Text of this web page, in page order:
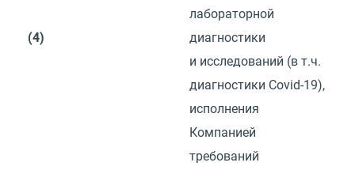
(4)
лабораторной
диагностики
и исследований (в т.ч.
диагностики Covid-19),
исполнения
Компанией
требований